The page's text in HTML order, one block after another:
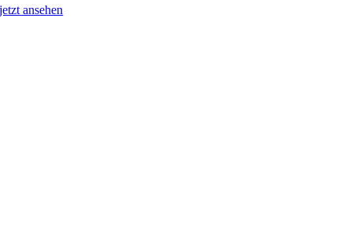
jetzt ansehen